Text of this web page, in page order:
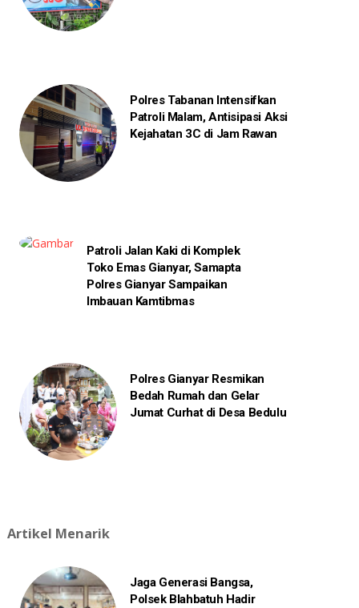
Polres Tabanan Intensifkan
Patroli Malam, Antisipasi Aksi
Kejahatan 3C di Jam Rawan
Patroli Jalan Kaki di Komplek
Toko Emas Gianyar, Samapta
Polres Gianyar Sampaikan
Imbauan Kamtibmas
Polres Gianyar Resmikan
Bedah Rumah dan Gelar
Jumat Curhat di Desa Bedulu
Artikel Menarik
Jaga Generasi Bangsa,
Polsek Blahbatuh Hadir